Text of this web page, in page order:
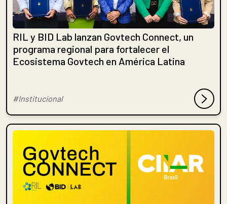
RIL y BID Lab lanzan Govtech Connect, un
programa regional para fortalecer el
Ecosistema Govtech en América Latina
#Institucional